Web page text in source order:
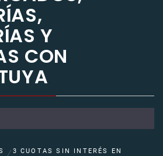
Y
CON
3 CUOTAS SIN INTERÉS EN